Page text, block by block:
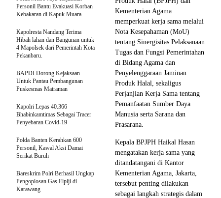
Kementerian Agama
memperkuat kerja sama melalui
Nota Kesepahaman (MoU)
tentang Sinergisitas Pelaksanaan
Tugas dan Fungsi Pemerintahan
di Bidang Agama dan
Penyelenggaraan Jaminan
Produk Halal, sekaligus
Perjanjian Kerja Sama tentang
Pemanfaatan Sumber Daya
Manusia serta Sarana dan
Prasarana.
Kepala BPJPH Haikal Hasan
mengatakan kerja sama yang
ditandatangani di Kantor
Kementerian Agama, Jakarta,
tersebut penting dilakukan
sebagai langkah strategis dalam
Personil Bantu Evakuasi Korban
Kebakaran di Kapuk Muara
Kapolresta Nandang Terima
Hibah lahan dan Bangunan untuk
4 Mapolsek dari Pemerintah Kota
Pekanbaru.
BAPDI Dorong Kejaksaan
Untuk Pantau Pembangunan
Puskesmas Matraman
Kapolri Lepas 40.366
Bhabinkamtimas Sebagai Tracer
Penyebaran Covid-19
Polda Banten Kerahkan 600
Personil, Kawal Aksi Damai
Serikat Buruh
Bareskrim Polri Berhasil Ungkap
Pengoplosan Gas Elpiji di
Karawang